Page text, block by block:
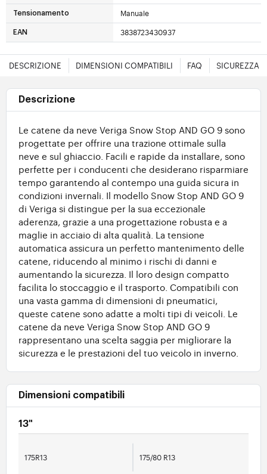
Tensionamento Manuale
EAN 3838723430937
DESCRIZIONE DIMENSIONI COMPATIBILI FAQ SICUREZZA
Descrizione
Le catene da neve Veriga Snow Stop AND GO 9 sono
progettate per offrire una trazione ottimale sulla
neve e sul ghiaccio. Facili e rapide da installare, sono
perfette per i conducenti che desiderano risparmiare
tempo garantendo al contempo una guida sicura in
condizioni invernali. Il modello Snow Stop AND GO 9
di Veriga si distingue per la sua eccezionale
aderenza, grazie a una progettazione robusta e a
maglie in acciaio di alta qualità. La tensione
automatica assicura un perfetto mantenimento delle
catene, riducendo al minimo i rischi di danni e
aumentando la sicurezza. Il loro design compatto
facilita lo stoccaggio e il trasporto. Compatibili con
una vasta gamma di dimensioni di pneumatici,
queste catene sono adatte a molti tipi di veicoli. Le
catene da neve Veriga Snow Stop AND GO 9
rappresentano una scelta saggia per migliorare la
sicurezza e le prestazioni del tuo veicolo in inverno.
Dimensioni compatibili
13"
175R13 175/80 R13